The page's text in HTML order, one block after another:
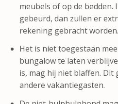
meubels of op de bedden.
gebeurd, dan zullen er
rekening gebracht worden.
Het is niet toegestaan
bungalow te laten
is, mag hij niet blaffen.
andere vakantiegasten.